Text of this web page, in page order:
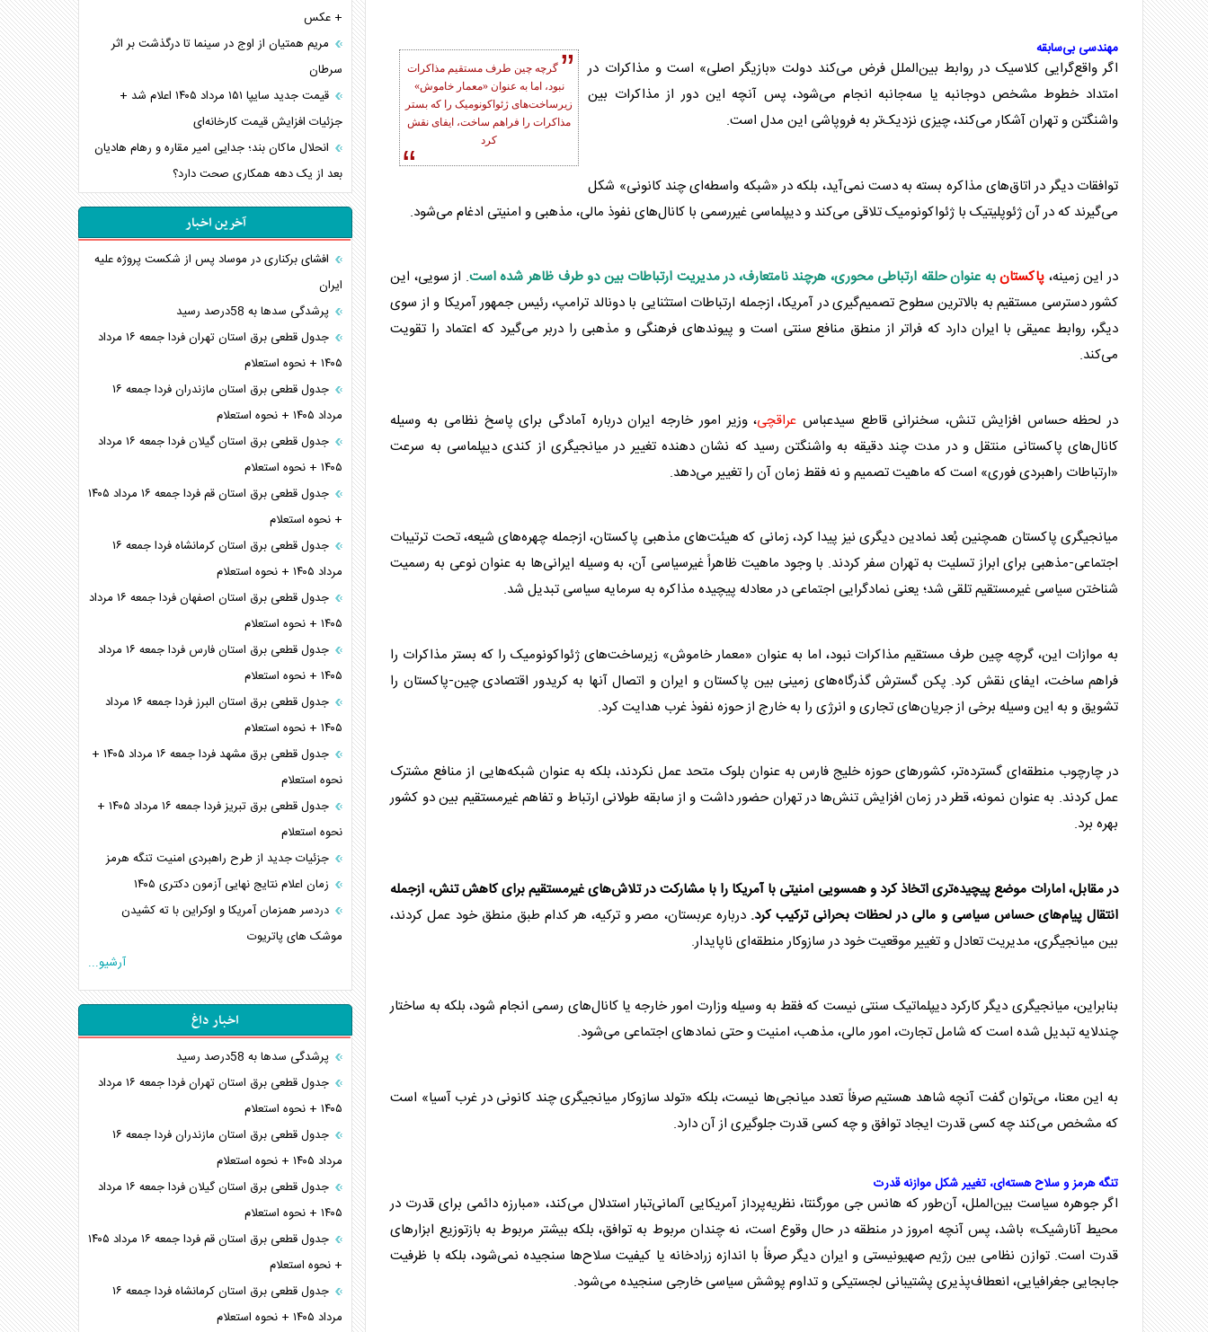
گرچه چین طرف مستقیم مذاکرات
نبود، اما به عنوان «معمار خاموش»
زیرساخت‌های ژئواکونومیک را که بستر
مذاکرات را فراهم ساخت، ایفای نقش
کرد
مهندسی ​​بی‌سابقه
اگر واقع‌گرایی کلاسیک در روابط بین‌الملل فرض می‌کند دولت «بازیگر اصلی» است و مذاکرات در
امتداد خطوط مشخص دوجانبه یا سه‌جانبه انجام می‌شود، پس آنچه این دور از مذاکرات بین
واشنگتن و تهران آشکار می‌کند، چیزی نزدیک‌تر به فروپاشی این مدل است.
توافقات دیگر در اتاق‌های مذاکره بسته به دست نمی‌آید، بلکه در «شبکه واسطه‌ای چند کانونی» شکل
می‌گیرند که در آن ژئوپلیتیک با ژئواکونومیک تلاقی می‌کند و دیپلماسی غیررسمی با کانال‌های نفوذ مالی، مذهبی و امنیتی ادغام می‌شود.
در این زمینه، پاکستانبه عنوان حلقه ارتباطی محوری، هرچند نامتعارف، در مدیریت ارتباطات بین دو طرف ظاهر شده است. از سویی، این
کشور دسترسی مستقیم به بالاترین سطوح تصمیم‌گیری در آمریکا، ازجمله ارتباطات استثنایی با دونالد ترامپ، رئیس جمهور آمریکا و از سوی
دیگر، روابط عمیقی با ایران دارد که فراتر از منطق منافع سنتی است و پیوندهای فرهنگی و مذهبی را دربر می‌گیرد که اعتماد را تقویت
می‌کند.
در لحظه حساس افزایش تنش، سخنرانی قاطع سیدعباس عراقچی، وزیر امور خارجه ایران درباره آمادگی برای پاسخ نظامی به وسیله
کانال‌های پاکستانی منتقل و در مدت چند دقیقه به واشنگتن رسید که نشان دهنده تغییر در میانجیگری از کندیدیپلماسی به سرعت
«ارتباطات راهبردی فوری» است که ماهیت تصمیم و نه فقط زمان آن را تغییر می‌دهد.
میانجیگری پاکستان همچنین بُعد نمادین دیگری نیز پیدا کرد، زمانی که هیئت‌های مذهبی پاکستان، ازجمله چهره‌های شیعه، تحت ترتیبات
اجتماعی-مذهبی برای ابراز تسلیت به تهران سفر کردند. با وجود ماهیت ظاهراً غیرسیاسی آن، به وسیله ایرانی‌ها به عنوان نوعی به رسمیت
شناختن سیاسی غیرمستقیم تلقی شد؛ یعنی نمادگرایی اجتماعی در معادله پیچیده مذاکره به سرمایه سیاسی تبدیل شد.
به موازات این، گرچه چین طرف مستقیم مذاکرات نبود، اما به عنوان «معمار خاموش» زیرساخت‌های ژئواکونومیک را که بستر مذاکرات را
فراهم ساخت، ایفای نقش کرد. پکن گسترش گذرگاه‌های زمینی بین پاکستانو ایران و اتصال آنها به کریدور اقتصادی چین-پاکستان را
تشویق و به این وسیله برخی از جریان‌های تجاری و انرژی را به خارج از حوزه نفوذ غرب هدایت کرد.
در چارچوب منطقه‌ای گسترده‌تر، کشورهای حوزه خلیج فارس به عنوان بلوک متحد عمل نکردند، بلکه به عنوان شبکه‌هایی از منافع مشترک
عمل کردند. به عنوان نمونه، قطر در زمان افزایش تنش‌ها در تهران حضور داشت و از سابقه طولانی ارتباط و تفاهم غیرمستقیم بین دو کشور
بهره برد.
در مقابل، امارات موضع پیچیده‌تری اتخاذ کرد و همسویی امنیتی با آمریکا را با مشارکت در تلاش‌های غیرمستقیم برای کاهش تنش، ازجمله
انتقال پیام‌های حساس سیاسی و مالی در لحظات بحرانی ترکیب کرد. درباره عربستان، مصر و ترکیه، هر کدام طبق منطق خود عمل کردند،
بین میانجیگری، مدیریت تعادل و تغییر موقعیت خود در سازوکار منطقه‌ای ناپایدار.
بنابراین، میانجیگری دیگر کارکرد دیپلماتیک سنتی نیست که فقط به وسیله وزارت امور خارجه یا کانال‌های رسمی انجام شود، بلکه به ساختار
چندلایه تبدیل شده است که شامل تجارت، امور مالی، مذهب، امنیت و حتی نمادهای اجتماعی می‌شود.
به این معنا، می‌توان گفت آنچه شاهد هستیم صرفاً تعدد میانجی‌ها نیست، بلکه «تولد سازوکار میانجیگری چند کانونی در غرب آسیا» است
که مشخص می‌کند چه کسی قدرت ایجاد توافق و چه کسی قدرت جلوگیری از آن دارد.
تنگه هرمز و سلاح‌ هسته‌ای، تغییر شکل موازنه قدرت
اگر جوهره سیاست بین‌الملل، آن‌طور که هانس جی مورگنتا، نظریه‌پرداز آمریکایی آلمانی‌تبار استدلال می‌کند، «مبارزه دائمی برای قدرت در
محیط آنارشیک» باشد، پس آنچه امروز در منطقه در حال وقوع است، نه چندان مربوط به توافق، بلکه بیشتر مربوط به بازتوزیع ابزارهای
قدرت است. توازن نظامی بین رژیم صهیونیستی و ایران دیگر صرفاً با اندازه زرادخانه یا کیفیت سلاح‌ها سنجیده نمی‌شود، بلکه با ظرفیت
جابجایی جغرافیایی، انعطاف‌پذیری پشتیبانی لجستیکی و تداوم پوشش سیاسی خارجی سنجیده می‌شود.
+ عکس
مریم همتیان از اوج در سینما تا درگذشت بر اثر
سرطان
قیمت جدید سایپا ۱۵۱ مرداد ۱۴۰۵ اعلام شد +
جزئیات افزایش قیمت کارخانه‌ای
انحلال ماکان بند؛ جدایی امیر مقاره و رهام هادیان
بعد از یک دهه همکاری صحت دارد؟
آخرین اخبار
افشای برکناری در موساد پس از شکست پروژه علیه
ایران
پرشدگی سدها به 58درصد رسید
جدول قطعی برق استان تهران فردا جمعه ۱۶ مرداد
۱۴۰۵ + نحوه استعلام
جدول قطعی برق استان مازندران فردا جمعه ۱۶
مرداد ۱۴۰۵ + نحوه استعلام
جدول قطعی برق استان گیلان فردا جمعه ۱۶ مرداد
۱۴۰۵ + نحوه استعلام
جدول قطعی برق استان قم فردا جمعه ۱۶ مرداد ۱۴۰۵
+ نحوه استعلام
جدول قطعی برق استان کرمانشاه فردا جمعه ۱۶
مرداد ۱۴۰۵ + نحوه استعلام
جدول قطعی برق استان اصفهان فردا جمعه ۱۶ مرداد
۱۴۰۵ + نحوه استعلام
جدول قطعی برق استان فارس فردا جمعه ۱۶ مرداد
۱۴۰۵ + نحوه استعلام
جدول قطعی برق استان البرز فردا جمعه ۱۶ مرداد
۱۴۰۵ + نحوه استعلام
جدول قطعی برق مشهد فردا جمعه ۱۶ مرداد ۱۴۰۵ +
نحوه استعلام
جدول قطعی برق تبریز فردا جمعه ۱۶ مرداد ۱۴۰۵ +
نحوه استعلام
جزئیات جدید از طرح راهبردی امنیت تنگه هرمز
زمان اعلام نتایج نهایی آزمون دکتری ۱۴۰۵
دردسر همزمان آمریکا و اوکراین با ته کشیدن
موشک های پاتریوت
آرشیو...
اخبار داغ
پرشدگی سدها به 58درصد رسید
جدول قطعی برق استان تهران فردا جمعه ۱۶ مرداد
۱۴۰۵ + نحوه استعلام
جدول قطعی برق استان مازندران فردا جمعه ۱۶
مرداد ۱۴۰۵ + نحوه استعلام
جدول قطعی برق استان گیلان فردا جمعه ۱۶ مرداد
۱۴۰۵ + نحوه استعلام
جدول قطعی برق استان قم فردا جمعه ۱۶ مرداد ۱۴۰۵
+ نحوه استعلام
جدول قطعی برق استان کرمانشاه فردا جمعه ۱۶
مرداد ۱۴۰۵ + نحوه استعلام